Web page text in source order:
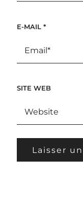
E-MAIL *
SITE WEB